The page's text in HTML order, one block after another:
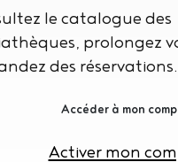
le catalogue des
prolongez
des
Accéder à mon
Activer mon